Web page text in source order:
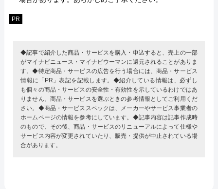
PR
◆記事で紹介した商品・サービスを購入・申込すると、売上の一部
がマイナビニュース・マイナビウーマンに還元されることがありま
す。◆特定商品・サービスの広告を行う場合には、商品・サービス
情報に「PR」表記を記載します。◆紹介している情報は、必ずし
も個々の商品・サービスの安全性・有効性を示しているわけではあ
りません。商品・サービスを選ぶときの参考情報としてご利用くだ
さい。◆商品・サービススペックは、メーカーやサービス事業者の
ホームページの情報を参考にしています。◆記事内容は記事作成時
のもので、その後、商品・サービスのリニューアルによって仕様や
サービス内容が変更されていたり、販売・提供が中止されている場
合があります。